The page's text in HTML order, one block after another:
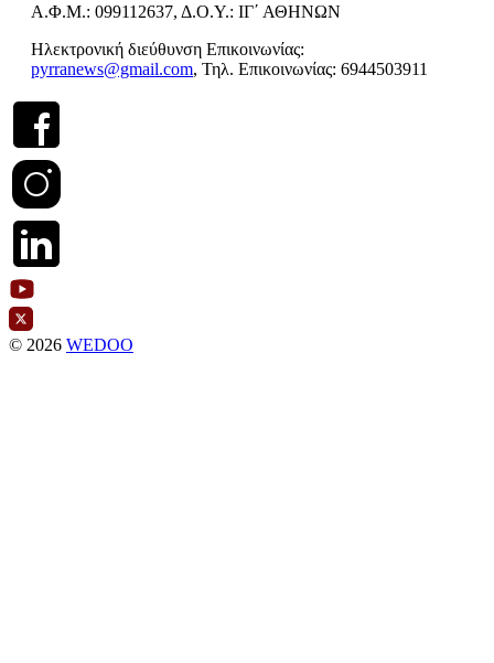
Α.Φ.Μ.: 099112637, Δ.Ο.Υ.: ΙΓ΄ ΑΘΗΝΩΝ
Ηλεκτρονική διεύθυνση Επικοινωνίας:
pyrranews@gmail.com, Τηλ. Επικοινωνίας: 6944503911
© 2026 WEDOO